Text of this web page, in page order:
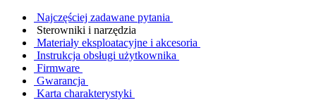
Najczęściej zadawane pytania
Sterowniki i narzędzia
Materiały eksploatacyjne i akcesoria
Instrukcja obsługi użytkownika
Firmware
Gwarancja
Karta charakterystyki